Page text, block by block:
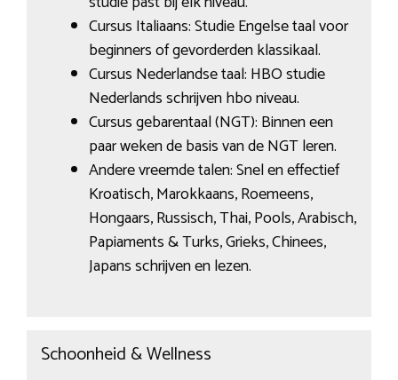
Cursus Italiaans: Studie Engelse taal voor
beginners of gevorderden klassikaal.
Cursus Nederlandse taal: HBO studie
Nederlands schrijven hbo niveau.
Cursus gebarentaal (NGT): Binnen een
paar weken de basis van de NGT leren.
Andere vreemde talen: Snel en effectief
Kroatisch, Marokkaans, Roemeens,
Hongaars, Russisch, Thai, Pools, Arabisch,
Papiaments & Turks, Grieks, Chinees,
Japans schrijven en lezen.
Schoonheid & Wellness